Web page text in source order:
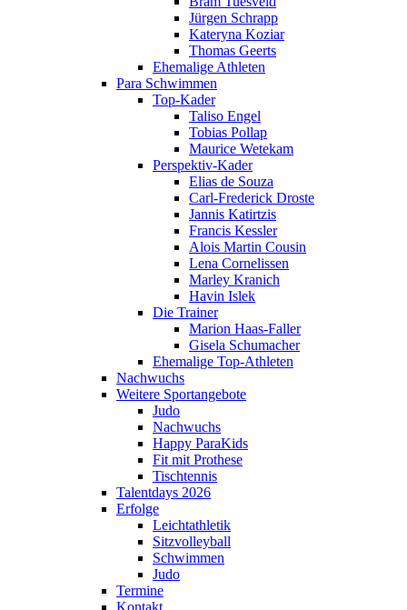
Jürgen Schrapp
Kateryna Koziar
Thomas Geerts
Ehemalige Athleten
Para Schwimmen
Top-Kader
Taliso Engel
Tobias Pollap
Maurice Wetekam
Perspektiv-Kader
Elias de Souza
Carl-Frederick Droste
Jannis Katirtzis
Francis Kessler
Alois Martin Cousin
Lena Cornelissen
Marley Kranich
Havin Islek
Die Trainer
Marion Haas-Faller
Gisela Schumacher
Ehemalige Top-Athleten
Nachwuchs
Weitere Sportangebote
Judo
Nachwuchs
Happy ParaKids
Fit mit Prothese
Tischtennis
Talentdays 2026
Erfolge
Leichtathletik
Sitzvolleyball
Schwimmen
Judo
Termine